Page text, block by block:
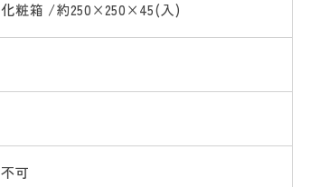
化粧箱 /約250×250×45(入)
不可